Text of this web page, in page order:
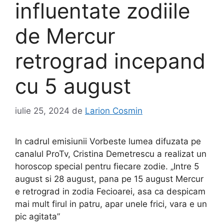
influentate zodiile
de Mercur
retrograd incepand
cu 5 august
iulie 25, 2024 de Larion Cosmin
In cadrul emisiunii Vorbeste lumea difuzata pe
canalul ProTv, Cristina Demetrescu a realizat un
horoscop special pentru fiecare zodie. „Intre 5
august si 28 august, pana pe 15 august Mercur
e retrograd in zodia Fecioarei, asa ca despicam
mai mult firul in patru, apar unele frici, vara e un
pic agitata”